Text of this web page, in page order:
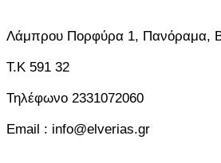
Λάμπρου Πορφύρα 1, Πανόραμα,
T.K 591 32
Τηλέφωνο 2331072060
Email : info@elverias.gr